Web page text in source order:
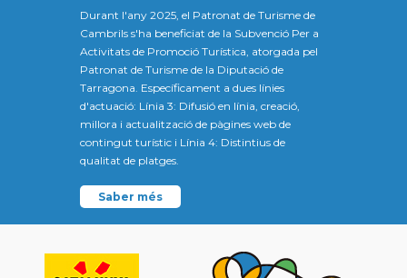
Durant l'any 2025, el Patronat de Turisme de
Cambrils s'ha beneficiat de la Subvenció Per a
Activitats de Promoció Turística, atorgada pel
Patronat de Turisme de la Diputació de
Tarragona. Específicament a dues línies
d'actuació: Línia 3: Difusió en línia, creació,
millora i actualització de pàgines web de
contingut turístic i Línia 4: Distintius de
qualitat de platges.
Saber més